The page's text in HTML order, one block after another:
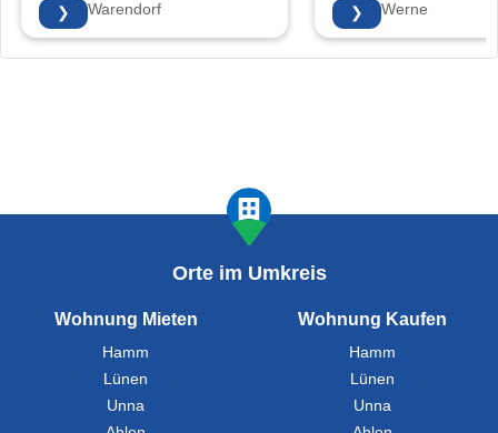
48231 Warendorf
❯
59368 Werne
❯
Orte im Umkreis
Wohnung Mieten
Hamm
Lünen
Unna
Wohnung Kaufen
Hamm
Lünen
Unna